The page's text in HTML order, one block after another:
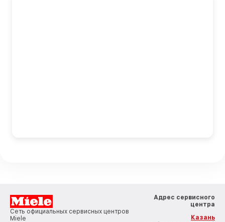
Сеть официальных сервисных центров
Miele
Адрес сервисного
центра
Казань